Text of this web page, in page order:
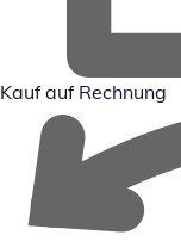
Kauf auf Rechnung